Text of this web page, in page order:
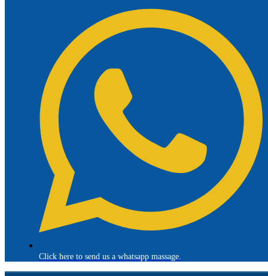
Click here to send us a whatsapp massage.